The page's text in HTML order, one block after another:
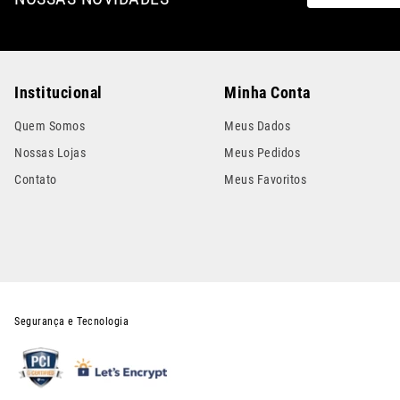
Institucional
Quem Somos
Nossas Lojas
Contato
Minha Conta
Meus Dados
Meus Pedidos
Meus Favoritos
Segurança e Tecnologia